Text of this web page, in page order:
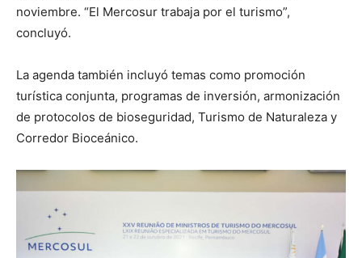
noviembre. “El Mercosur trabaja por el turismo”,
concluyó.
La agenda también incluyó temas como promoción
turística conjunta, programas de inversión, armonización
de protocolos de bioseguridad, Turismo de Naturaleza y
Corredor Bioceánico.